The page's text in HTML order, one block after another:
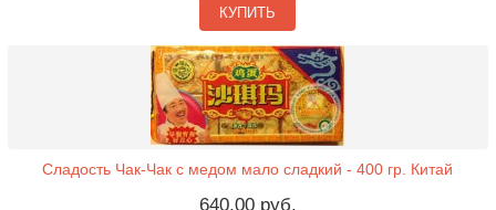
КУПИТЬ
Сладость Чак-Чак с медом мало сладкий - 400 гр. Китай
640,00 руб.